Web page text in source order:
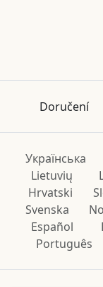
Doručení
Українська
Lietuvių
Hrvatski
Svenska
Español
Português